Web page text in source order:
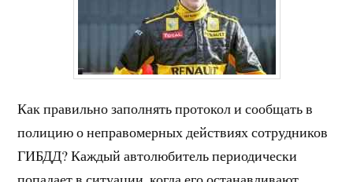
Как правильно заполнять протокол и сообщать в
полицию о неправомерных действиях сотрудников
ГИБДД? Каждый автолюбитель периодически